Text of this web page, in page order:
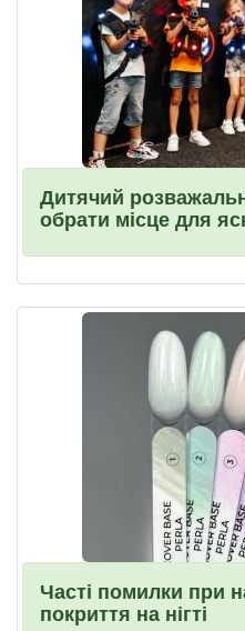
Дитячий
обрати місце для
Часті помилки при
покриття на нігті